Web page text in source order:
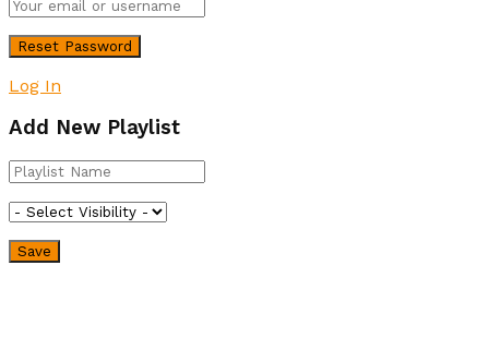
Log In
Add New Playlist